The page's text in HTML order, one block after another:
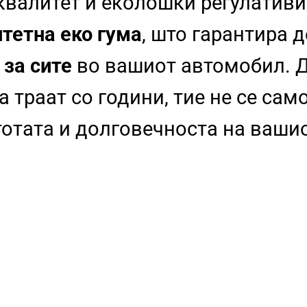
еко гума, што гарантира
сите во вашиот автомобил.
траат со години, тие не се
и долговечноста на